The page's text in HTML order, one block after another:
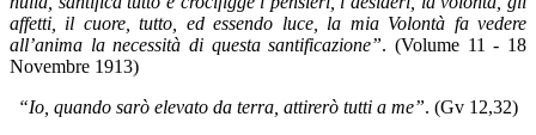
affetti, il cuore, tutto, ed essendo luce, la mia Volontà fa vedere
all’anima la necessità di questa santificazione”. (Volume 11 - 18
Novembre 1913)
“Io, quando sarò elevato da terra, attirerò tutti a me”. (Gv 12,32)